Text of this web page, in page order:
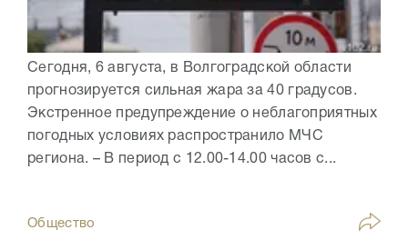
Сегодня, 6 августа, в Волгоградской области
прогнозируется сильная жара за 40 градусов.
Экстренное предупреждение о неблагоприятных
погодных условиях распространило МЧС
региона. – В период с 12.00-14.00 часов с...
Общество